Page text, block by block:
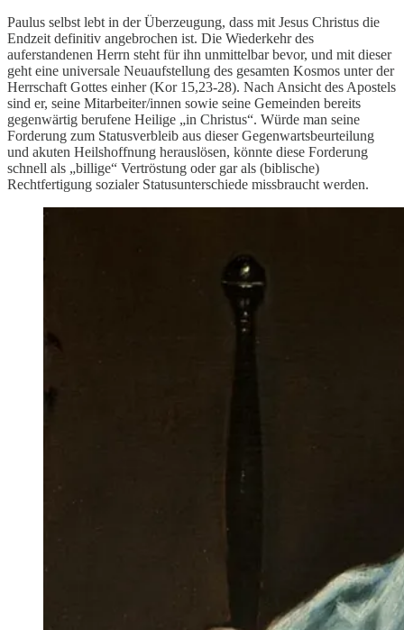
Paulus selbst lebt in der Überzeugung, dass mit Jesus Christus die
Endzeit definitiv angebrochen ist. Die Wiederkehr des
auferstandenen Herrn steht für ihn unmittelbar bevor, und mit dieser
geht eine universale Neuaufstellung des gesamten Kosmos unter der
Herrschaft Gottes einher (Kor 15,23-28). Nach Ansicht des Apostels
sind er, seine Mitarbeiter/innen sowie seine Gemeinden bereits
gegenwärtig berufene Heilige „in Christus“. Würde man seine
Forderung zum Statusverbleib aus dieser Gegenwartsbeurteilung
und akuten Heilshoffnung herauslösen, könnte diese Forderung
schnell als „billige“ Vertröstung oder gar als (biblische)
Rechtfertigung sozialer Statusunterschiede missbraucht werden.